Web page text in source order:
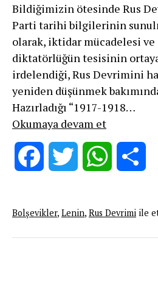
Bildiğimizin ötesinde Rus
Parti tarihi bilgilerinin
olarak, iktidar mücadelesi
diktatörlüğün tesisinin
irdelendiği, Rus Devrimini
yeniden düşünmek
Hazırladığı “1917-1918…
Okumaya devam etRUS
ÖTEKİ
TARİHİNE
BİR
YAZI
Facebook Twitter WhatsApp
Bolşevikler, Lenin, Rus Devrimi ile